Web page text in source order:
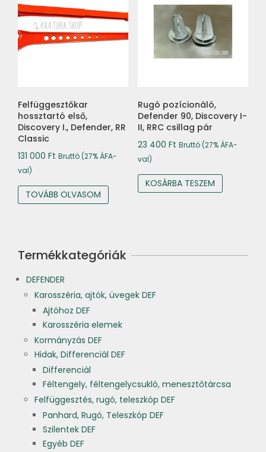
Felfüggesztőkar
hossztartó első,
Discovery I., Defender, RR
Classic
131 000 Ft Bruttó (27% ÁFA-
val)
TOVÁBB OLVASOM
Rugó pozícionáló,
Defender 90, Discovery I-
II, RRC csillag pár
23 400 Ft Bruttó (27% ÁFA-
val)
KOSÁRBA TESZEM
Termékkategóriák
DEFENDER
Karosszéria, ajtók, üvegek DEF
Ajtóhoz DEF
Karosszéria elemek
Kormányzás DEF
Hidak, Differenciál DEF
Differenciál
Féltengely, féltengelycsukló, menesztőtárcsa
Felfüggesztés, rugó, teleszkóp DEF
Panhard, Rugó, Teleszkóp DEF
Szilentek DEF
Egyéb DEF